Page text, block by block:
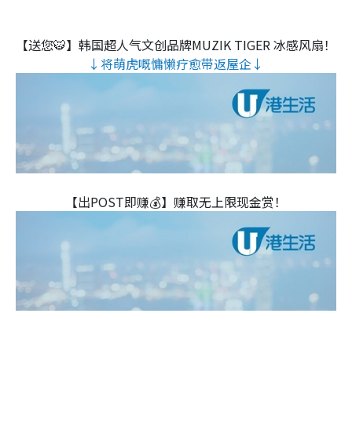
【送您🐯】韩国超人气文创品牌MUZIK TIGER 冰感风扇！
↓将萌虎嘅慵懒疗愈带返屋企↓
【出POST即赚💰】赚取无上限现金赏！